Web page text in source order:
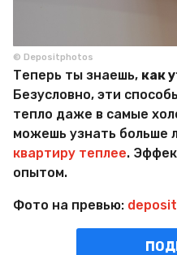
© Depositphotos
Теперь ты знаешь, как
Безусловно, эти
тепло даже в самые
можешь узнать больше
квартиру теплее.
опытом.
Фото на превью: